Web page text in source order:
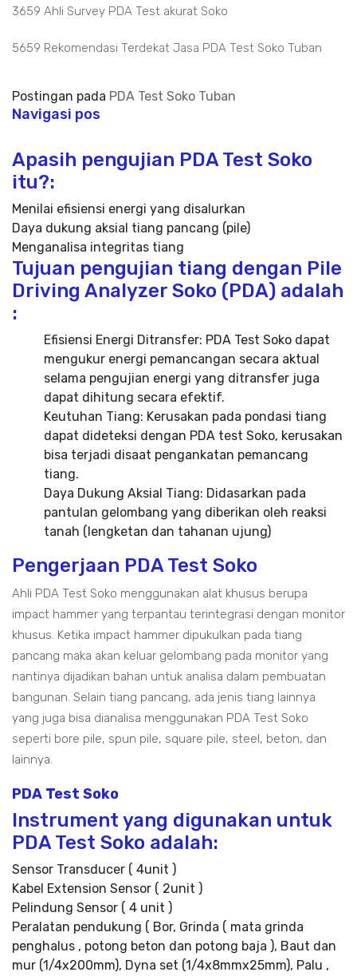
3659 Ahli Survey PDA Test akurat Soko
5659 Rekomendasi Terdekat Jasa PDA Test Soko Tuban
Postingan pada PDA Test Soko Tuban
Navigasi pos
Apasih pengujian PDA Test Soko
itu?:
Menilai efisiensi energi yang disalurkan
Daya dukung aksial tiang pancang (pile)
Menganalisa integritas tiang
Tujuan pengujian tiang dengan Pile
Driving Analyzer Soko (PDA) adalah
:
Efisiensi Energi Ditransfer: PDA Test Soko dapat
mengukur energi pemancangan secara aktual
selama pengujian energi yang ditransfer juga
dapat dihitung secara efektif.
Keutuhan Tiang: Kerusakan pada pondasi tiang
dapat dideteksi dengan PDA test Soko, kerusakan
bisa terjadi disaat pengankatan pemancang
tiang.
Daya Dukung Aksial Tiang: Didasarkan pada
pantulan gelombang yang diberikan oleh reaksi
tanah (lengketan dan tahanan ujung)
Pengerjaan PDA Test Soko
Ahli PDA Test Soko menggunakan alat khusus berupa
impact hammer yang terpantau terintegrasi dengan monitor
khusus. Ketika impact hammer dipukulkan pada tiang
pancang maka akan keluar gelombang pada monitor yang
nantinya dijadikan bahan untuk analisa dalam pembuatan
bangunan. Selain tiang pancang, ada jenis tiang lainnya
yang juga bisa dianalisa menggunakan PDA Test Soko
seperti bore pile, spun pile, square pile, steel, beton, dan
lainnya.
PDA Test Soko
Instrument yang digunakan untuk
PDA Test Soko adalah:
Sensor Transducer ( 4unit )
Kabel Extension Sensor ( 2unit )
Pelindung Sensor ( 4 unit )
Peralatan pendukung ( Bor, Grinda ( mata grinda
penghalus , potong beton dan potong baja ), Baut dan
mur (1/4x200mm), Dyna set (1/4x8mmx25mm), Palu ,